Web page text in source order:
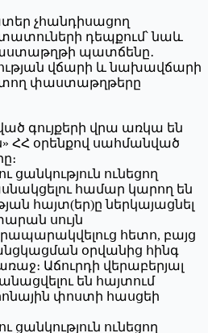
չհանդիսացող
դեպքում՝ նաև
պատճենը․
վճարի և նախավճարի
փաստաթղթերը
գույքերի վրա առկա են
ՀՀ օրենքով սահմանված
ցանկություն ունեցող
համար կարող են
հայտ(եր)ը ներկայացնել
սույն
հետո, բայց
օրվանից հինգ
Աճուրդի վերաբերյալ
են հայտում
փոստի հասցեի
ցանկություն ունեցող